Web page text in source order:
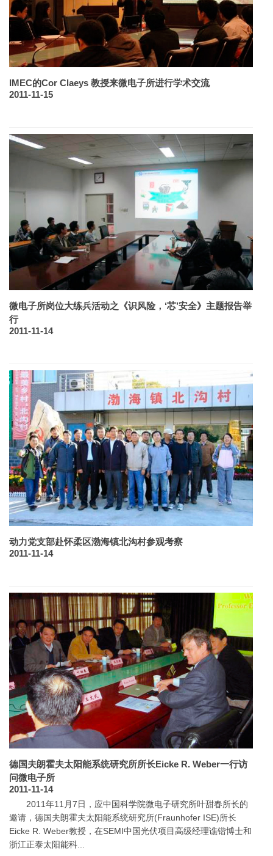
IMEC的Cor Claeys 教授来微电子所进行学术交流
2011-11-15
微电子所岗位大练兵活动之《识风险，‘芯’安全》主题报告举
行
2011-11-14
动力党支部赴怀柔区渤海镇北沟村参观考察
2011-11-14
德国夫朗霍夫太阳能系统研究所所长Eicke R. Weber一行访
问微电子所
2011-11-14
2011年11月7日，应中国科学院微电子研究所叶甜春所长的
邀请，德国夫朗霍夫太阳能系统研究所(Fraunhofer ISE)所长
Eicke R. Weber教授，在SEMI中国光伏项目高级经理谯锴博士和
浙江正泰太阳能科...